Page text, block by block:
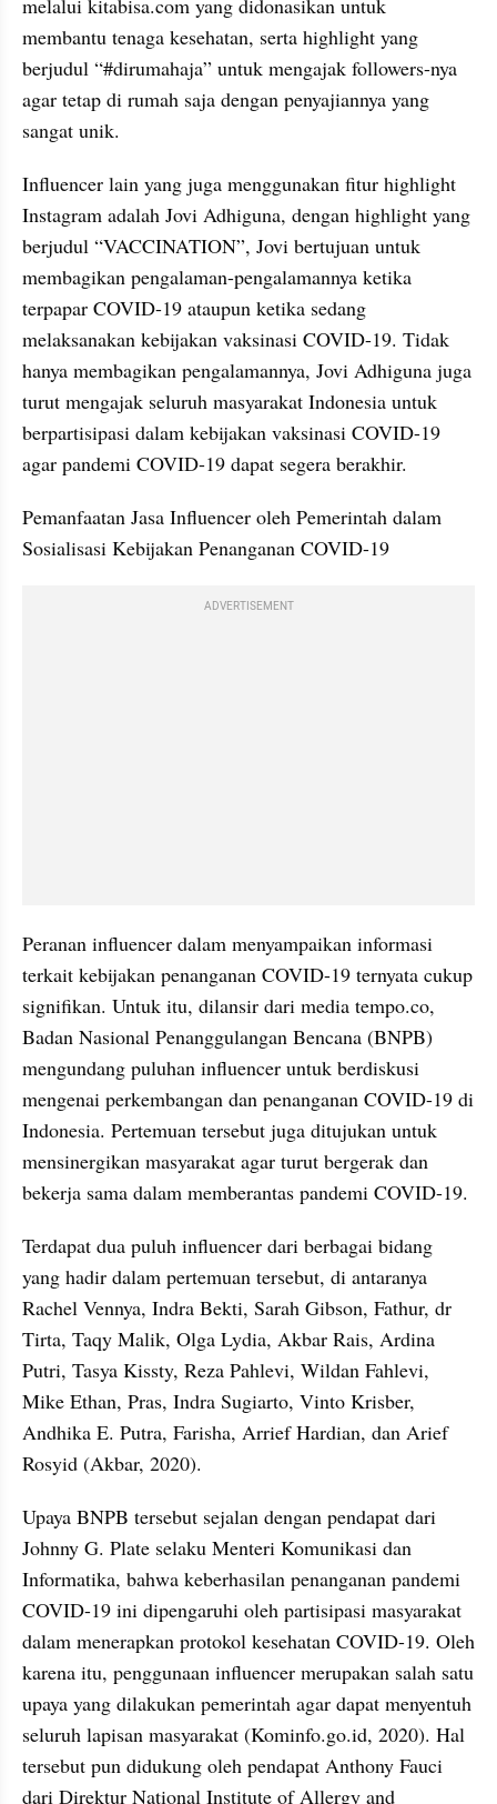
melalui kitabisa.com yang didonasikan untuk
membantu tenaga kesehatan, serta highlight yang
berjudul “#dirumahaja” untuk mengajak followers-nya
agar tetap di rumah saja dengan penyajiannya yang
sangat unik.
Influencer lain yang juga menggunakan fitur highlight
Instagram adalah Jovi Adhiguna, dengan highlight yang
berjudul “VACCINATION”, Jovi bertujuan untuk
membagikan pengalaman-pengalamannya ketika
terpapar COVID-19 ataupun ketika sedang
melaksanakan kebijakan vaksinasi COVID-19. Tidak
hanya membagikan pengalamannya, Jovi Adhiguna juga
turut mengajak seluruh masyarakat Indonesia untuk
berpartisipasi dalam kebijakan vaksinasi COVID-19
agar pandemi COVID-19 dapat segera berakhir.
Pemanfaatan Jasa Influencer oleh Pemerintah dalam
Sosialisasi Kebijakan Penanganan COVID-19
ADVERTISEMENT
Peranan influencer dalam menyampaikan informasi
terkait kebijakan penanganan COVID-19 ternyata cukup
signifikan. Untuk itu, dilansir dari media tempo.co,
Badan Nasional Penanggulangan Bencana (BNPB)
mengundang puluhan influencer untuk berdiskusi
mengenai perkembangan dan penanganan COVID-19 di
Indonesia. Pertemuan tersebut juga ditujukan untuk
mensinergikan masyarakat agar turut bergerak dan
bekerja sama dalam memberantas pandemi COVID-19.
Terdapat dua puluh influencer dari berbagai bidang
yang hadir dalam pertemuan tersebut, di antaranya
Rachel Vennya, Indra Bekti, Sarah Gibson, Fathur, dr
Tirta, Taqy Malik, Olga Lydia, Akbar Rais, Ardina
Putri, Tasya Kissty, Reza Pahlevi, Wildan Fahlevi,
Mike Ethan, Pras, Indra Sugiarto, Vinto Krisber,
Andhika E. Putra, Farisha, Arrief Hardian, dan Arief
Rosyid (Akbar, 2020).
Upaya BNPB tersebut sejalan dengan pendapat dari
Johnny G. Plate selaku Menteri Komunikasi dan
Informatika, bahwa keberhasilan penanganan pandemi
COVID-19 ini dipengaruhi oleh partisipasi masyarakat
dalam menerapkan protokol kesehatan COVID-19. Oleh
karena itu, penggunaan influencer merupakan salah satu
upaya yang dilakukan pemerintah agar dapat menyentuh
seluruh lapisan masyarakat (Kominfo.go.id, 2020). Hal
tersebut pun didukung oleh pendapat Anthony Fauci
dari Direktur National Institute of Allergy and